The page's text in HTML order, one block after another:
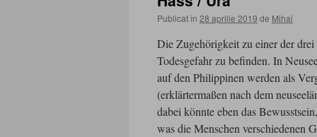
Publicat în 28 aprilie 2019 de Mihai
Die Zugehörigkeit zu einer der
Todesgefahr zu befinden. In
auf den Philippinen werden als
(erklärtermaßen nach dem
dabei könnte eben das
was die Menschen verschiedenen